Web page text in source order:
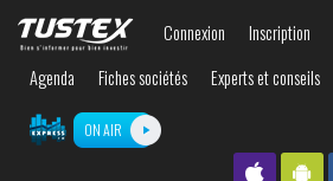
contenu
Connexion Inscription
Agenda
Fiches sociétés Experts et conseils
ON AIR